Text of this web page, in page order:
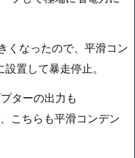
くなったので、平滑コン
置して暴走停止。
ターの出力も
こちらも平滑コンデン